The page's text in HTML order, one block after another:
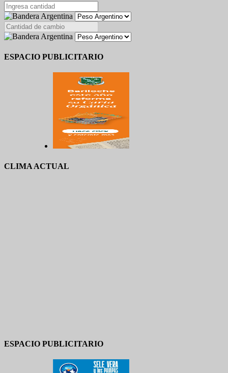
ESPACIO PUBLICITARIO
CLIMA ACTUAL
ESPACIO PUBLICITARIO